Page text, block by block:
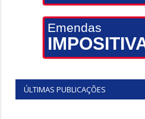
Emendas
ÚLTIMAS PUBLICAÇÕES